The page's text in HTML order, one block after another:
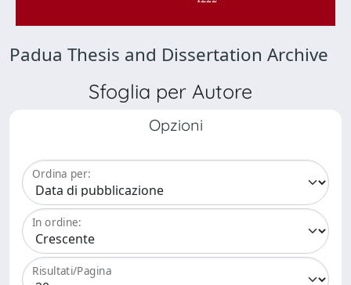
Padua Thesis and Dissertation Archive
Sfoglia per Autore
Opzioni
Ordina per:
In ordine:
Risultati/Pagina